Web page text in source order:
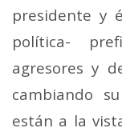
presidente y
política-
agresores y
cambiando
están a la